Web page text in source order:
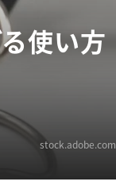
使い方
stock.adobe.com